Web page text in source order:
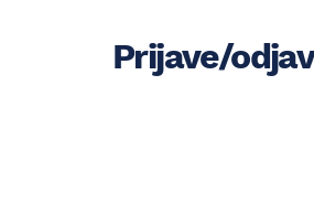
Prijave/